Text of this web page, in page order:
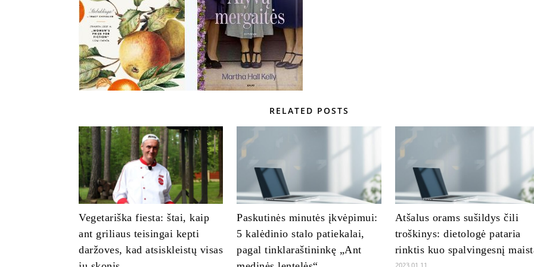
RELATED POSTS
Vegetariška fiesta: štai, kaip
ant griliaus teisingai kepti
daržoves, kad atsiskleistų visas
Paskutinės minutės įkvėpimui:
5 kalėdinio stalo patiekalai,
pagal tinklaraštininkę „Ant
Atšalus orams sušildys čili
troškinys: dietologė pataria
rinktis kuo spalvingesnį
2023 01 11